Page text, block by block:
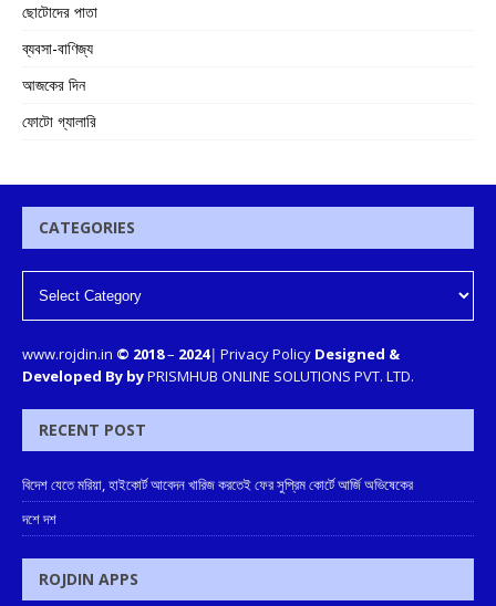
ছোটোদের পাতা
ব্যবসা-বাণিজ্য
আজকের দিন
ফোটো গ্যালারি
CATEGORIES
www.rojdin.in © 2018– 2024| Privacy Policy Designed &
Developed By byPRISMHUB ONLINE SOLUTIONS PVT. LTD.
RECENT POST
বিদেশ যেতে মরিয়া, হাইকোর্ট আবেদন খারিজ করতেই ফের সুপ্রিম কোর্টে আর্জি অভিষেকের
দশে দশ
ROJDIN APPS